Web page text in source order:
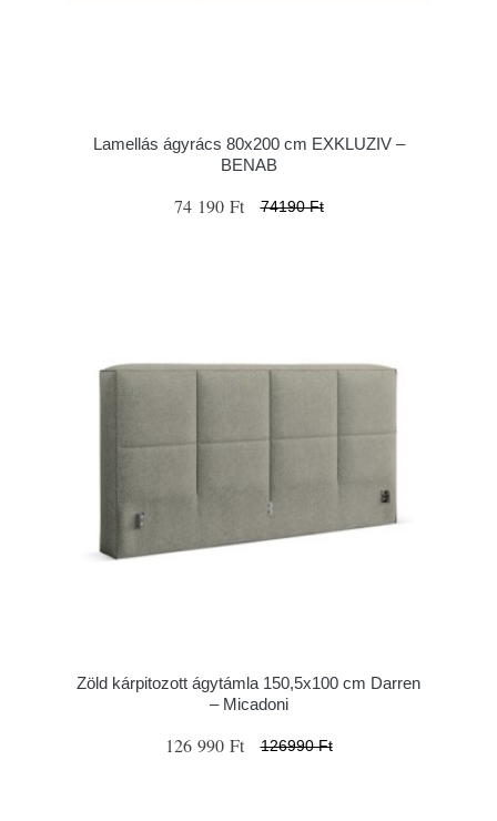
Lamellás ágyrács 80x200 cm EXKLUZIV –
BENAB
74 190 Ft 74190 Ft
Zöld kárpitozott ágytámla 150,5x100 cm Darren
– Micadoni
126 990 Ft 126990 Ft